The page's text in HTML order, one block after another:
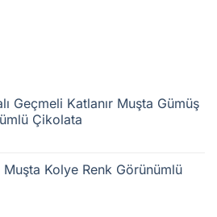
Geçmeli Katlanır Muşta Gümüş
Çikolata
Kolye Renk Görünümlü